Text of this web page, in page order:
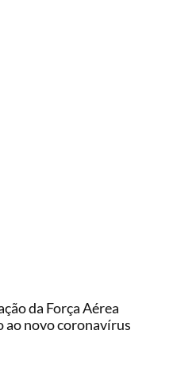
da Força Aérea
novo coronavírus